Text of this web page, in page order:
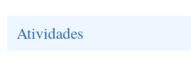
Atividades